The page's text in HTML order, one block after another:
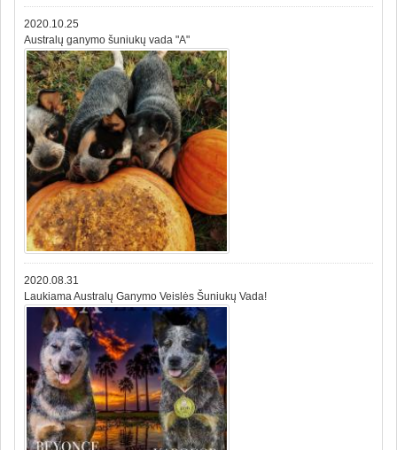
2020.10.25
Australų ganymo šuniukų vada "A"
2020.08.31
Laukiama Australų Ganymo Veislės Šuniukų Vada!